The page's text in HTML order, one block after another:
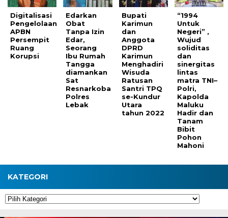
Digitalisasi
Pengelolaan
APBN
Persempit
Ruang
Korupsi
Edarkan
Obat
Tanpa Izin
Edar,
Seorang
Ibu Rumah
Tangga
diamankan
Sat
Resnarkoba
Polres
Lebak
Bupati
Karimun
dan
Anggota
DPRD
Karimun
Menghadiri
Wisuda
Ratusan
Santri TPQ
se-Kundur
Utara
tahun 2022
“1994
Untuk
Negeri” ,
Wujud
soliditas
dan
sinergitas
lintas
matra TNI–
Polri,
Kapolda
Maluku
Hadir dan
Tanam
Bibit
Pohon
Mahoni
KATEGORI
Kategori